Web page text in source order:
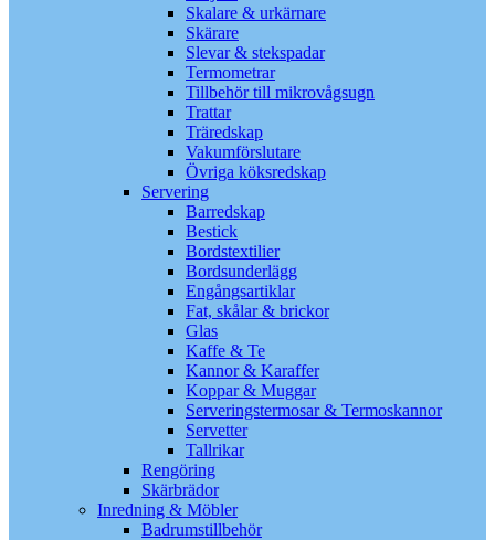
Skalare & urkärnare
Skärare
Slevar & stekspadar
Termometrar
Tillbehör till mikrovågsugn
Trattar
Träredskap
Vakumförslutare
Övriga köksredskap
Servering
Barredskap
Bestick
Bordstextilier
Bordsunderlägg
Engångsartiklar
Fat, skålar & brickor
Glas
Kaffe & Te
Kannor & Karaffer
Koppar & Muggar
Serveringstermosar & Termoskannor
Servetter
Tallrikar
Rengöring
Skärbrädor
Inredning & Möbler
Badrumstillbehör